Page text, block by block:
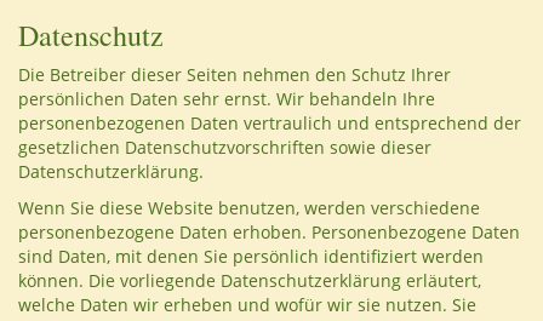
Datenschutz
Die Betreiber dieser Seiten nehmen den Schutz Ihrer
persönlichen Daten sehr ernst. Wir behandeln Ihre
personenbezogenen Daten vertraulich und entsprechend der
gesetzlichen Datenschutzvorschriften sowie dieser
Datenschutzerklärung.
Wenn Sie diese Website benutzen, werden verschiedene
personenbezogene Daten erhoben. Personenbezogene Daten
sind Daten, mit denen Sie persönlich identifiziert werden
können. Die vorliegende Datenschutzerklärung erläutert,
welche Daten wir erheben und wofür wir sie nutzen. Sie